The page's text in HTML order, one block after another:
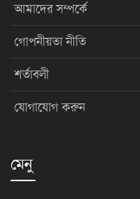
আমাদের সম্পর্কে
গোপনীয়তা নীতি
শর্তাবলী
যোগাযোগ করুন
মেনু